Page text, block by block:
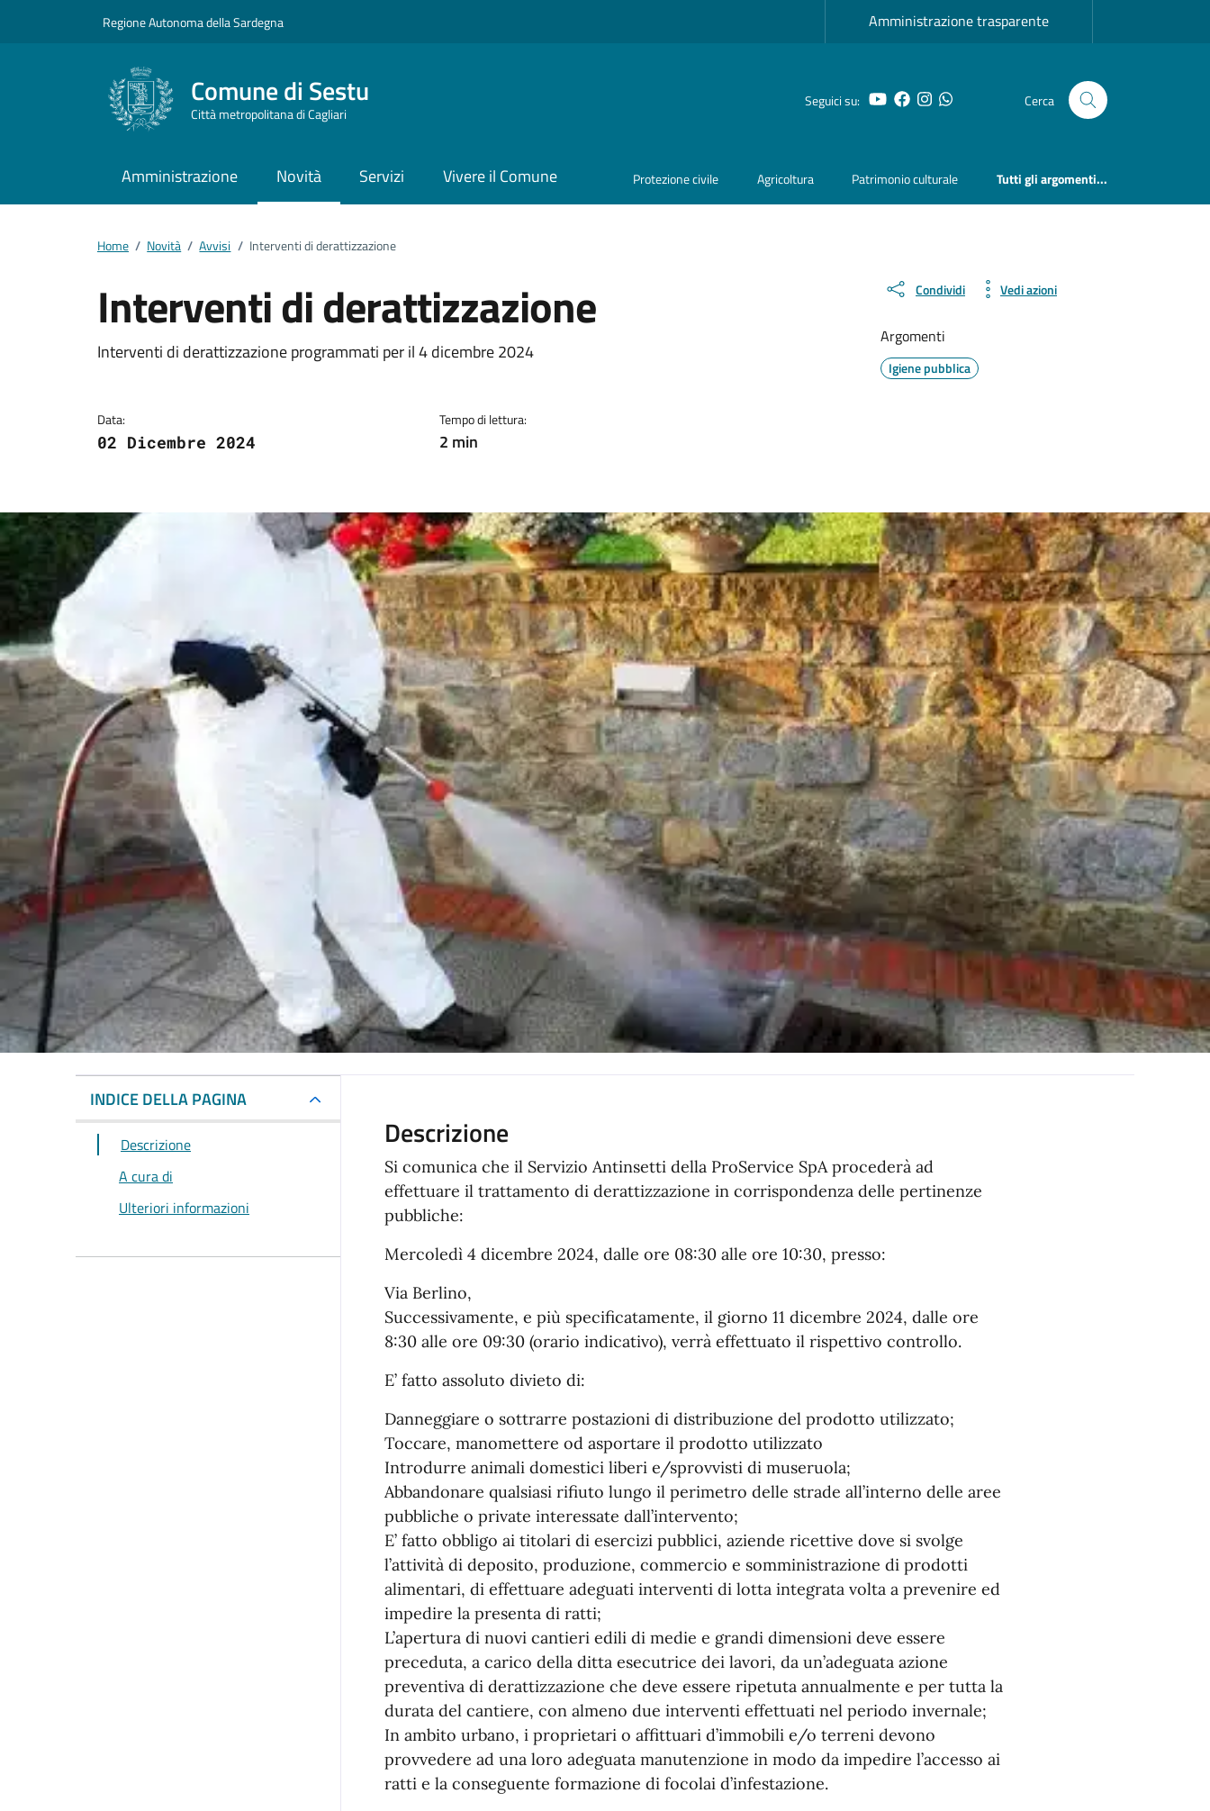
Regione Autonoma della Sardegna Amministrazione trasparente
Comune di Sestu
Città metropolitana di Cagliari
Seguici su: YouTube
Facebook
Instagram
Whatsapp Cerca
Amministrazione Novità Servizi Vivere il Comune Protezione civile Agricoltura Patrimonio culturale Tutti gli argomenti...
Home / Novità / Avvisi / Interventi di derattizzazione
Interventi di derattizzazione
Dettagli della notizia
Interventi di derattizzazione programmati per il 4 dicembre 2024
Data:
02 Dicembre 2024
Tempo di lettura:
2 min
Condividi Vedi azioni
Argomenti
Igiene pubblica
INDICE DELLA PAGINA
Descrizione
A cura di
Ulteriori informazioni
Descrizione
Si comunica che il Servizio Antinsetti della ProService SpA procederà ad
effettuare il trattamento di derattizzazione in corrispondenza delle pertinenze
pubbliche:
Mercoledì 4 dicembre 2024, dalle ore 08:30 alle ore 10:30, presso:
Via Berlino,
Successivamente, e più specificatamente, il giorno 11 dicembre 2024, dalle ore
8:30 alle ore 09:30 (orario indicativo), verrà effettuato il rispettivo controllo.
E’ fatto assoluto divieto di:
Danneggiare o sottrarre postazioni di distribuzione del prodotto utilizzato;
Toccare, manomettere od asportare il prodotto utilizzato
Introdurre animali domestici liberi e/sprovvisti di museruola;
Abbandonare qualsiasi rifiuto lungo il perimetro delle strade all’interno delle aree
pubbliche o private interessate dall’intervento;
E’ fatto obbligo ai titolari di esercizi pubblici, aziende ricettive dove si svolge
l’attività di deposito, produzione, commercio e somministrazione di prodotti
alimentari, di effettuare adeguati interventi di lotta integrata volta a prevenire ed
impedire la presenta di ratti;
L’apertura di nuovi cantieri edili di medie e grandi dimensioni deve essere
preceduta, a carico della ditta esecutrice dei lavori, da un’adeguata azione
preventiva di derattizzazione che deve essere ripetuta annualmente e per tutta la
durata del cantiere, con almeno due interventi effettuati nel periodo invernale;
In ambito urbano, i proprietari o affittuari d’immobili e/o terreni devono
provvedere ad una loro adeguata manutenzione in modo da impedire l’accesso ai
ratti e la conseguente formazione di focolai d’infestazione.